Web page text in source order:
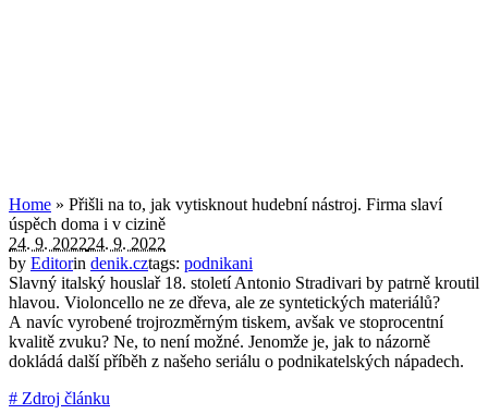
Home » Přišli na to, jak vytisknout hudební nástroj. Firma slaví
úspěch doma i v cizině
24. 9. 202224. 9. 2022
by Editorin denik.cztags: podnikani
Slavný italský houslař 18. století Antonio Stradivari by patrně kroutil
hlavou. Violoncello ne ze dřeva, ale ze syntetických materiálů?
A navíc vyrobené trojrozměrným tiskem, avšak ve stoprocentní
kvalitě zvuku? Ne, to není možné. Jenomže je, jak to názorně
dokládá další příběh z našeho seriálu o podnikatelských nápadech.
# Zdroj článku